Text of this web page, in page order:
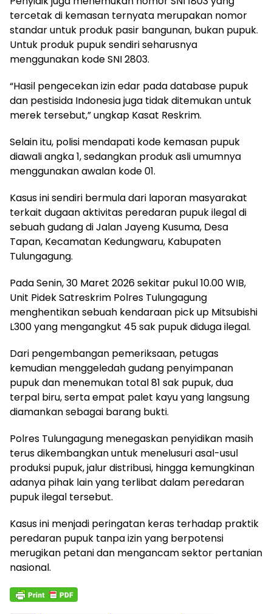
tercetak di kemasan ternyata merupakan nomor
standar untuk produk pasir bangunan, bukan pupuk.
Untuk produk pupuk sendiri seharusnya
menggunakan kode SNI 2803.
“Hasil pengecekan izin edar pada database pupuk
dan pestisida Indonesia juga tidak ditemukan untuk
merek tersebut,” ungkap Kasat Reskrim.
Selain itu, polisi mendapati kode kemasan pupuk
diawali angka 1, sedangkan produk asli umumnya
menggunakan awalan kode 01.
Kasus ini sendiri bermula dari laporan masyarakat
terkait dugaan aktivitas peredaran pupuk ilegal di
sebuah gudang di Jalan Jayeng Kusuma, Desa
Tapan, Kecamatan Kedungwaru, Kabupaten
Tulungagung.
Pada Senin, 30 Maret 2026 sekitar pukul 10.00 WIB,
Unit Pidek Satreskrim Polres Tulungagung
menghentikan sebuah kendaraan pick up Mitsubishi
L300 yang mengangkut 45 sak pupuk diduga ilegal.
Dari pengembangan pemeriksaan, petugas
kemudian menggeledah gudang penyimpanan
pupuk dan menemukan total 81 sak pupuk, dua
terpal biru, serta empat palet kayu yang langsung
diamankan sebagai barang bukti.
Polres Tulungagung menegaskan penyidikan masih
terus dikembangkan untuk menelusuri asal-usul
produksi pupuk, jalur distribusi, hingga kemungkinan
adanya pihak lain yang terlibat dalam peredaran
pupuk ilegal tersebut.
Kasus ini menjadi peringatan keras terhadap praktik
peredaran pupuk tanpa izin yang berpotensi
merugikan petani dan mengancam sektor pertanian
nasional.